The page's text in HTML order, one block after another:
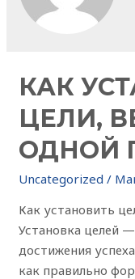
КАК
ЦЕЛИ,
ОДНОЙ
Uncategorized /
Как установить
Установка целей
достижения
как правильно